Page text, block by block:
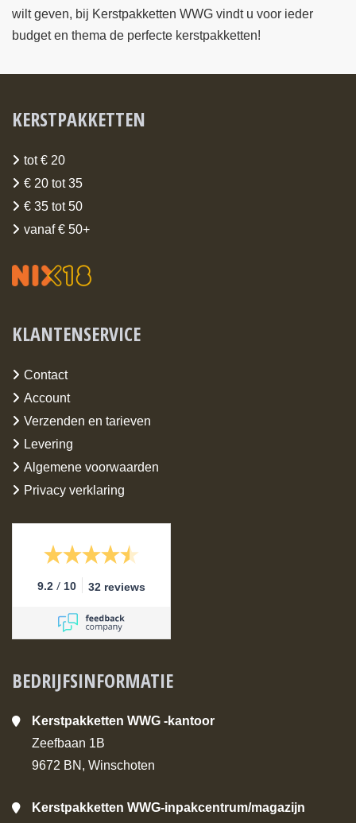
wilt geven, bij Kerstpakketten WWG vindt u voor ieder
budget en thema de perfecte kerstpakketten!
KERSTPAKKETTEN
tot € 20
€ 20 tot 35
€ 35 tot 50
vanaf € 50+
KLANTENSERVICE
Contact
Account
Verzenden en tarieven
Levering
Algemene voorwaarden
Privacy verklaring
9.2 / 10 32 reviews
BEDRIJFSINFORMATIE
Kerstpakketten WWG -kantoor
Zeefbaan 1B
9672 BN, Winschoten
Kerstpakketten WWG-inpakcentrum/magazijn